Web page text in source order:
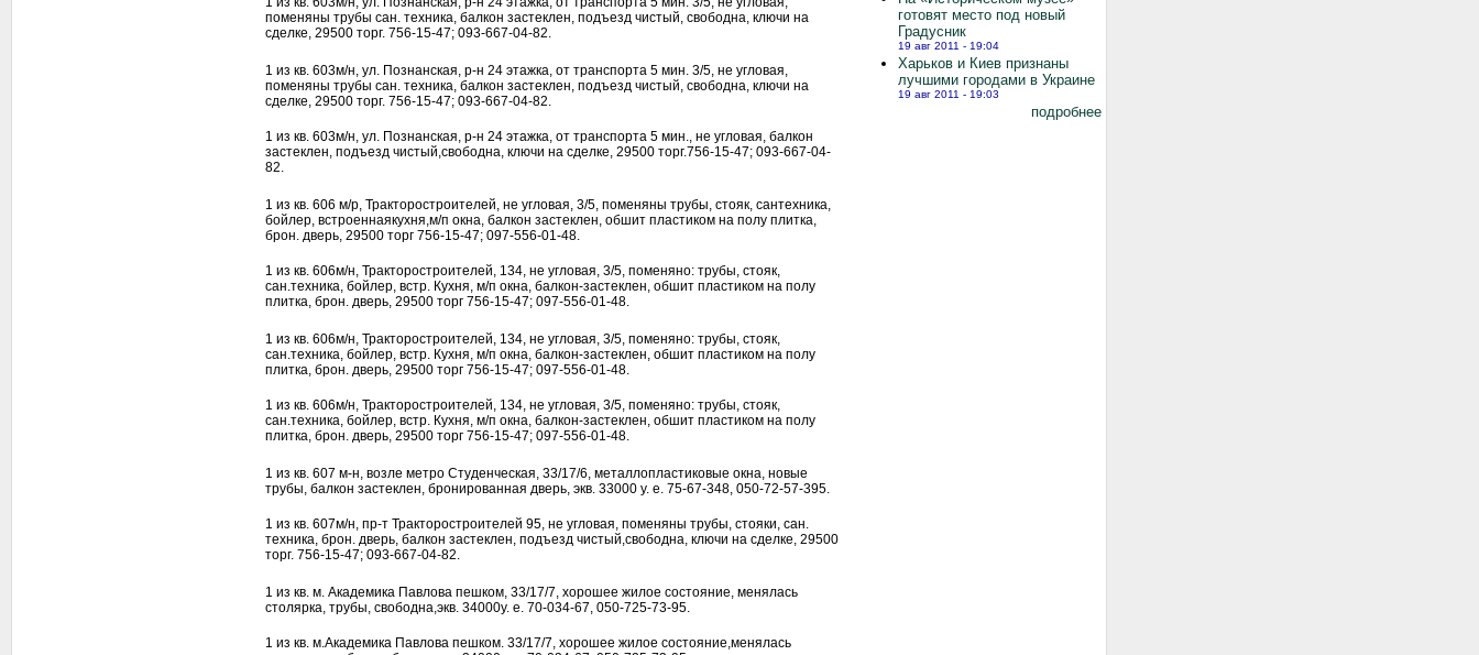
поменяны трубы сан. техника, балкон застеклен, подъезд чистый, свободна, ключи на
сделке, 29500 торг. 756-15-47; 093-667-04-82.
1 из кв. 603м/н, ул. Познанская, р-н 24 этажка, от транспорта 5 мин. 3/5, не угловая,
поменяны трубы сан. техника, балкон застеклен, подъезд чистый, свободна, ключи на
сделке, 29500 торг. 756-15-47; 093-667-04-82.
1 из кв. 603м/н, ул. Познанская, р-н 24 этажка, от транспорта 5 мин., не угловая, балкон
застеклен, подъезд чистый,свободна, ключи на сделке, 29500 торг.756-15-47; 093-667-04-
82.
1 из кв. 606 м/р, Тракторостроителей, не угловая, 3/5, поменяны трубы, стояк, сантехника,
бойлер, встроеннаякухня,м/п окна, балкон застеклен, обшит пластиком на полу плитка,
брон. дверь, 29500 торг 756-15-47; 097-556-01-48.
1 из кв. 606м/н, Тракторостроителей, 134, не угловая, 3/5, поменяно: трубы, стояк,
сан.техника, бойлер, встр. Кухня, м/п окна, балкон-застеклен, обшит пластиком на полу
плитка, брон. дверь, 29500 торг 756-15-47; 097-556-01-48.
1 из кв. 606м/н, Тракторостроителей, 134, не угловая, 3/5, поменяно: трубы, стояк,
сан.техника, бойлер, встр. Кухня, м/п окна, балкон-застеклен, обшит пластиком на полу
плитка, брон. дверь, 29500 торг 756-15-47; 097-556-01-48.
1 из кв. 606м/н, Тракторостроителей, 134, не угловая, 3/5, поменяно: трубы, стояк,
сан.техника, бойлер, встр. Кухня, м/п окна, балкон-застеклен, обшит пластиком на полу
плитка, брон. дверь, 29500 торг 756-15-47; 097-556-01-48.
1 из кв. 607 м-н, возле метро Студенческая, 33/17/6, металлопластиковые окна, новые
трубы, балкон застеклен, бронированная дверь, экв. 33000 у. е. 75-67-348, 050-72-57-395.
1 из кв. 607м/н, пр-т Тракторостроителей 95, не угловая, поменяны трубы, стояки, сан.
техника, брон. дверь, балкон застеклен, подъезд чистый,свободна, ключи на сделке, 29500
торг. 756-15-47; 093-667-04-82.
1 из кв. м. Академика Павлова пешком, 33/17/7, хорошее жилое состояние, менялась
столярка, трубы, свободна,экв. 34000у. е. 70-034-67, 050-725-73-95.
1 из кв. м.Академика Павлова пешком. 33/17/7, хорошее жилое состояние,менялась
готовят место под новый
Градусник
19 авг 2011 - 19:04
Харьков и Киев признаны
лучшими городами в Украине
19 авг 2011 - 19:03
подробнее